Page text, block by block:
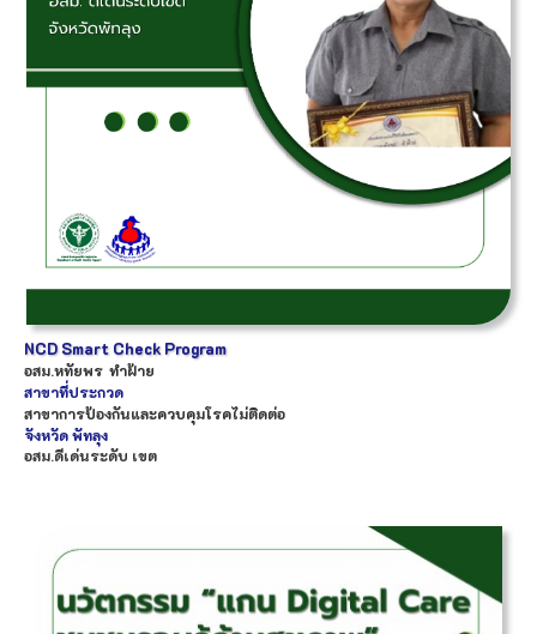
NCD Smart Check Program
อสม.หทัยพร ทำฝ้าย
สาขาที่ประกวด
สาขาการป้องกันและควบคุมโรคไม่ติดต่อ
จังหวัดพัทลุง
อสม.ดีเด่นระดับ เขต